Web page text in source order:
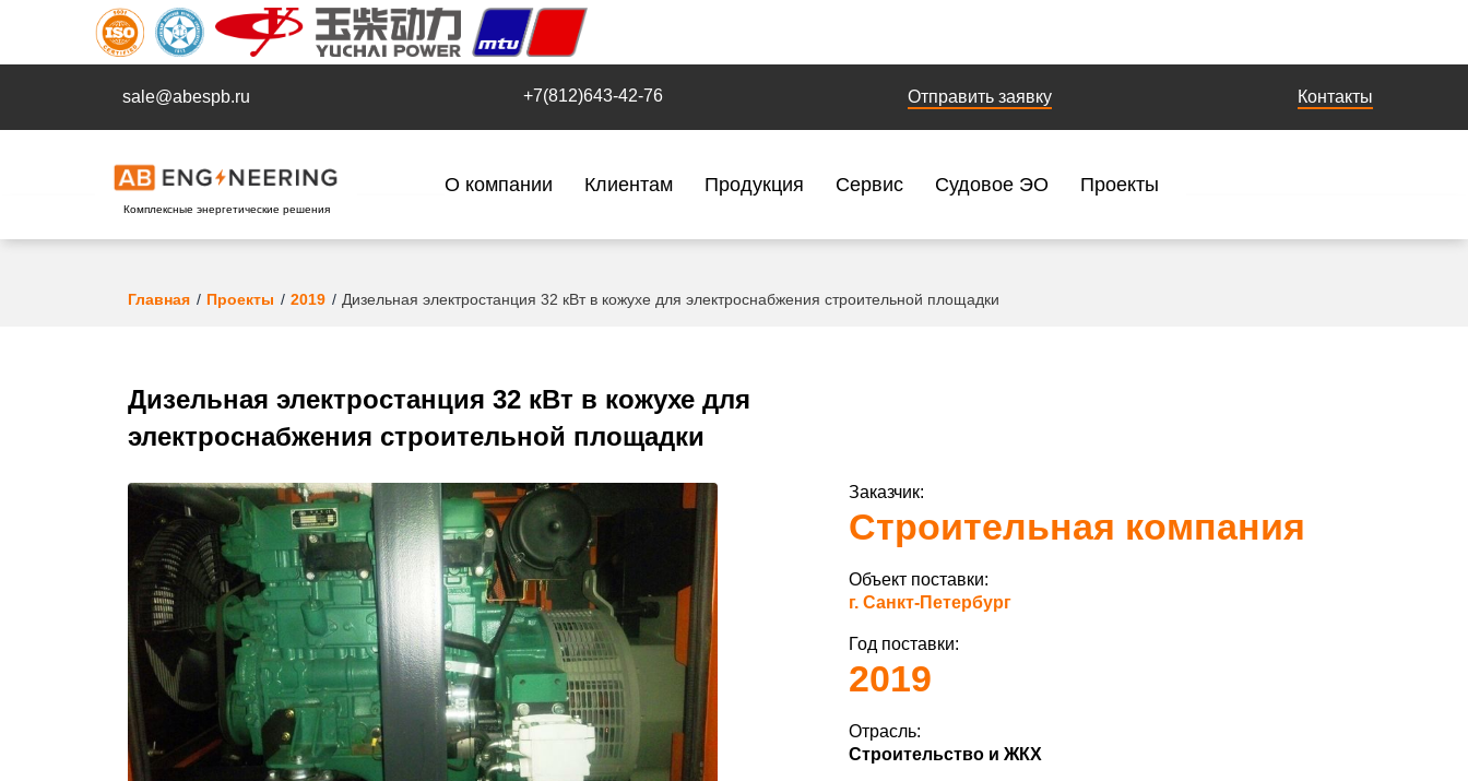
sale@abespb.ru +7(812)643-42-76 Отправить заявку Контакты
Комплексные энергетические решения
О компании Клиентам Продукция Сервис Судовое ЭО Проекты
Главная Проекты 2019 Дизельная электростанция 32 кВт в кожухе для электроснабжения строительной площадки
Дизельная электростанция 32 кВт в кожухе для
электроснабжения строительной площадки
Заказчик:
Строительная компания
Объект поставки:
г. Санкт-Петербург
Год поставки:
2019
Отрасль:
Строительство и ЖКХ